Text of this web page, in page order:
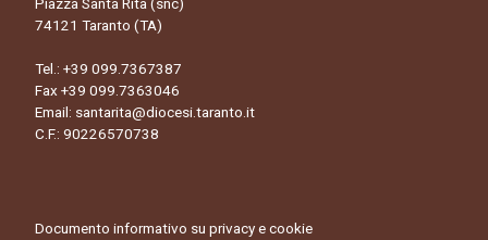
74121 Taranto (TA)
Tel.: +39 099.7367387
Fax +39 099.7363046
Email: santarita@diocesi.taranto.it
C.F.: 90226570738
Documento informativo su privacy e cookie